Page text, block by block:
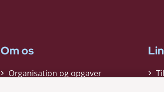
Om os
Organisation og opgaver